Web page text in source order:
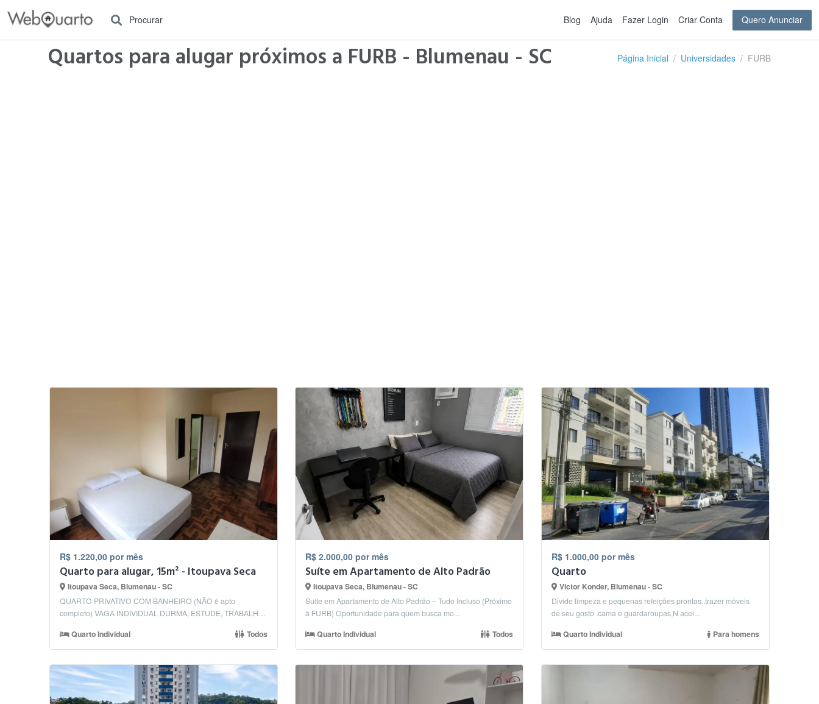
Procurar Blog Ajuda Fazer Login Criar Conta Quero Anunciar
Quartos para alugar próximos a FURB - Blumenau - SC Página Inicial Universidades FURB
R$ 1.220,00 por mês
Quarto para alugar, 15m² - Itoupava Seca
Itoupava Seca, Blumenau - SC
QUARTO PRIVATIVO COM BANHEIRO (NÃO é apto
completo) VAGA INDIVIDUAL DURMA, ESTUDE, TRABALHE
Quarto Individual Todos
R$ 2.000,00 por mês
Suíte em Apartamento de Alto Padrão
Itoupava Seca, Blumenau - SC
Suíte em Apartamento de Alto Padrão – Tudo Incluso (Próximo
à FURB) ​Oportunidade para quem busca mo...
Quarto Individual Todos
R$ 1.000,00 por mês
Quarto
Victor Konder, Blumenau - SC
Divide limpeza e pequenas refeições prontas..trazer móveis
de seu gosto .cama e guardaroupas,N acei...
Quarto Individual Para homens